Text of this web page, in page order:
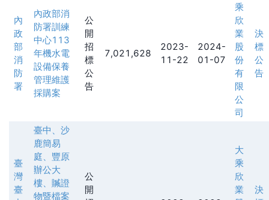
內
政
部
消
防
署
內政部消
防署訓練
中心113
年機水電
設備保養
管理維護
採購案
公
開
招
標
公
告
7,021,628
2023-
11-22
2024-
01-07
乘
欣
業
股
份
有
限
公
司
決
標
公
告
臺
灣
臺
臺中、沙
鹿簡易
庭、豐原
辦公大
樓、贓證
物暨檔案
公
開
大
乘
欣
業
決